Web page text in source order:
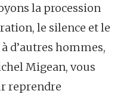
la procession
le silence et le
d’autres hommes,
Migean, vous
reprendre